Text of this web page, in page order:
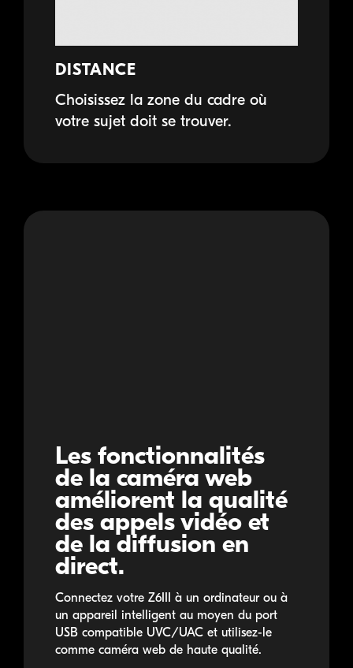
DISTANCE
Choisissez la zone du cadre où
votre sujet doit se trouver.
Les fonctionnalités
de la caméra web
améliorent la qualité
des appels vidéo et
de la diffusion en
direct.
Connectez votre Z6III à un ordinateur ou à
un appareil intelligent au moyen du port
USB compatible UVC/UAC et utilisez-le
comme caméra web de haute qualité.